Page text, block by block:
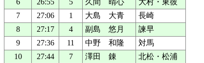
7
27:06 1 大島 大青
長崎
8
27:17 4 副島 悠月
諫早
9
27:36 11 中野 和隆
対馬
10
27:44 7 澤田 錬
北松・松浦